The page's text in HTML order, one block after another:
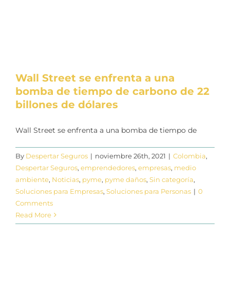
Wall Street se enfrenta a una
bomba de tiempo de carbono de 22
billones de dólares
Wall Street se enfrenta a una bomba de tiempo de
By Despertar Seguros | noviembre 26th, 2021 | Colombia,
Despertar Seguros, emprendedores, empresas, medio
ambiente, Noticias, pyme, pyme daños, Sin categoría,
Soluciones para Empresas, Soluciones para Personas | 0
Comments
Read More